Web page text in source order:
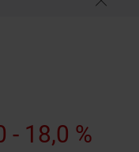
18,0 %